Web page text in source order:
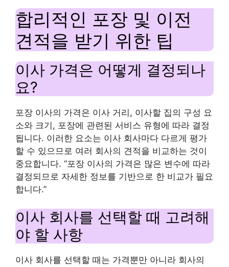
합리적인 포장 및 이전
견적을 받기 위한 팁
이사 가격은 어떻게 결정되나
요?
포장 이사의 가격은 이사 거리, 이사할 집의 구성 요
소와 크기, 포장에 관련된 서비스 유형에 따라 결정
됩니다. 이러한 요소는 이사 회사마다 다르게 평가
할 수 있으므로 여러 회사의 견적을 비교하는 것이
중요합니다. “포장 이사의 가격은 많은 변수에 따라
결정되므로 자세한 정보를 기반으로 한 비교가 필요
합니다.”
이사 회사를 선택할 때 고려해
야 할 사항
이사 회사를 선택할 때는 가격뿐만 아니라 회사의